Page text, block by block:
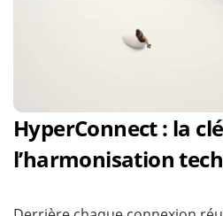
HyperConnect : la
l’harmonisation